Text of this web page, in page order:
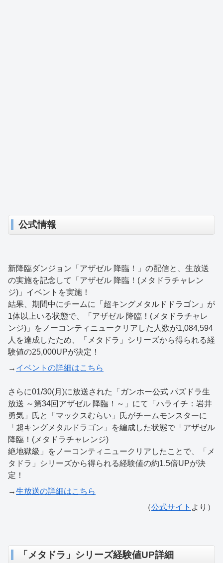
公式情報
新降臨ダンジョン「アザゼル 降臨！」の配信と、生放送
の実施を記念して「アザゼル 降臨！(メタドラチャレン
ジ)」イベントを実施！
結果、期間中にチームに「超キングメタルドドラゴン」が
1体以上いる状態で、「アザゼル 降臨！(メタドラチャレ
ンジ)」をノーコンティニュークリアした人数が1,084,594
人を達成したため、「メタドラ」シリーズから得られる経
験値の25,000UPが決定！
→ イベントの詳細はこちら
さらに01/30(月)に放送された「ガンホー公式 パズドラ生
放送 ～第34回アザゼル 降臨！～」にて「ハライチ：岩井
勇気」氏と「マックスむらい」氏がチームモンスターに
「超キングメタルドラゴン」を編成した状態で「アザゼル
降臨！(メタドラチャレンジ)
絶地獄級」をノーコンティニュークリアしたことで、「メ
タドラ」シリーズから得られる経験値の約1.5倍UPが決
定！
→生放送の詳細はこちら
（公式サイト より）
「メタドラ」シリーズ経験値UP詳細